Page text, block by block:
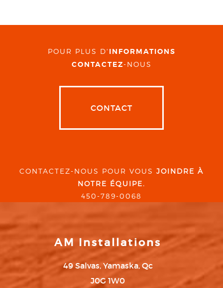
POUR PLUS D' INFORMATIONS
CONTACTEZ-NOUS
CONTACT
CONTACTEZ-NOUS POUR VOUS JOINDRE À
NOTRE ÉQUIPE.
450-789-0068
AM Installations
49 Salvas, Yamaska, Qc
J0G 1W0